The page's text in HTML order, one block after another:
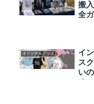
搬
全
オリジナルグッズ
イ
ス
い
め